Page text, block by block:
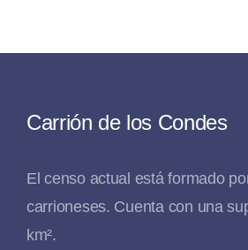
Carrión de los Condes
El censo actual está formado
carrioneses. Cuenta con una
km².